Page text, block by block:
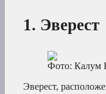
1. Эверест
Фото: Калум
Эверест,